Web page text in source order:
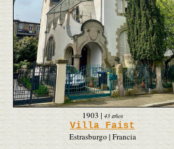
1903 | 43 años
Villa Faist
Estrasburgo | Francia